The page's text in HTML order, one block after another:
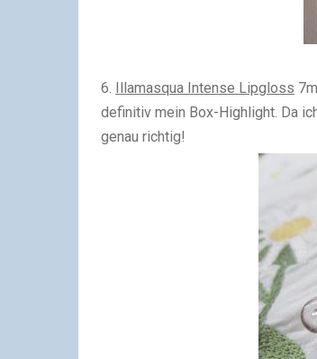
6. Illamasqua Intense Lipgloss
definitiv mein Box-Highlight. Da
genau richtig!